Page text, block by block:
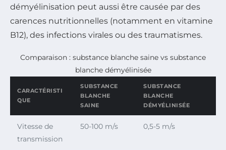
démyélinisation peut aussi être causée par des
carences nutritionnelles (notamment en vitamine
B12), des infections virales ou des traumatismes.
Comparaison : substance blanche saine vs substance
blanche démyélinisée
CARACTÉRISTI
QUE
SUBSTANCE
BLANCHE
SAINE
SUBSTANCE
BLANCHE
DÉMYÉLINISÉE
Vitesse de
transmission
50-100 m/s 0,5-5 m/s